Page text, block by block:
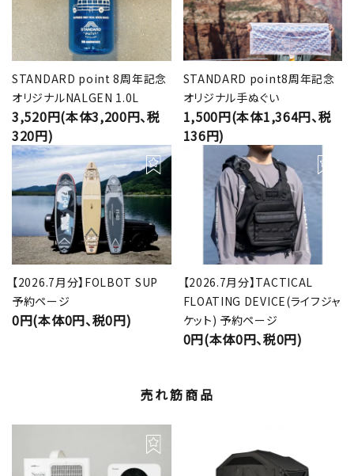
STANDARD point 8周年記念
オリジナルNALGEN 1.0L
3,520円(本体3,200円、税
320円)
STANDARD point8周年記念
オリジナル手ぬぐい
1,500円(本体1,364円、税
136円)
【2026.7月分】FOLBOT SUP
予約ページ
0円(本体0円、税0円)
【2026.7月分】TACTICAL
FLOATING DEVICE(ライフジャ
ケット) 予約ページ
0円(本体0円、税0円)
売れ筋商品